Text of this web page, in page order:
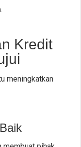
Kredit
meningkatkan